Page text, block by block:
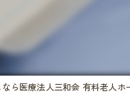
認知症度
医療法人
ら医療法人三和会 有料老人ホ